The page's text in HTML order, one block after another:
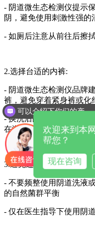
- 阴道微生态检测仪提示
阴，避免使用刺激性强的
- 如厕后注意从前往后擦
2.选择台适的内裤:
- 阴道微生态检测仪品牌
裤，避免穿着紧身裤或化
- 换洗后的内裤要及时清
在潮湿的环境中。
3.避免过度清洁:
- 不要频整使用阴道洗液
的自然菌群平衡
- 仅在医生指导下使用阴
可以介绍下你们的产品么
欢迎来到本
帮您？
现在咨询